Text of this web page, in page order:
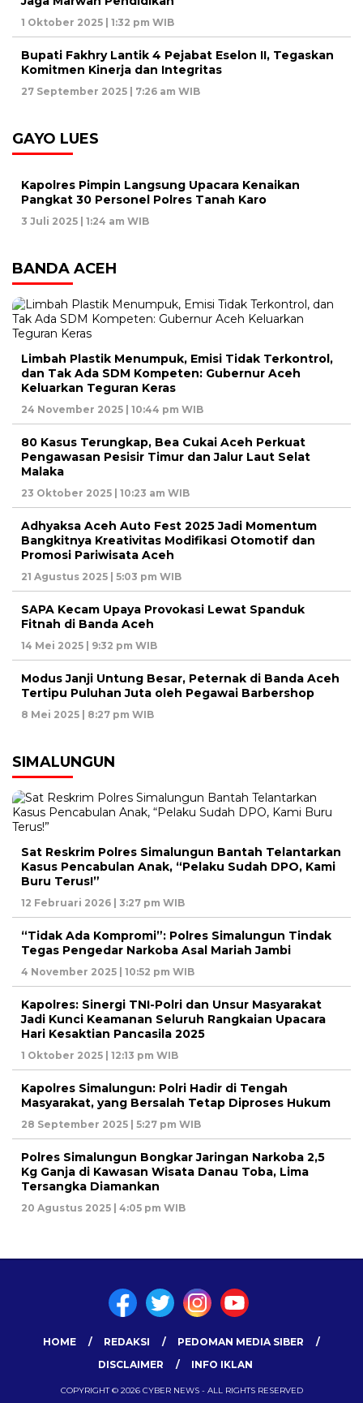
1 Oktober 2025 | 1:32 pm WIB
Bupati Fakhry Lantik 4 Pejabat Eselon II, Tegaskan
Komitmen Kinerja dan Integritas
27 September 2025 | 7:26 am WIB
GAYO LUES
Kapolres Pimpin Langsung Upacara Kenaikan
Pangkat 30 Personel Polres Tanah Karo
3 Juli 2025 | 1:24 am WIB
BANDA ACEH
Limbah Plastik Menumpuk, Emisi Tidak Terkontrol,
dan Tak Ada SDM Kompeten: Gubernur Aceh
Keluarkan Teguran Keras
24 November 2025 | 10:44 pm WIB
80 Kasus Terungkap, Bea Cukai Aceh Perkuat
Pengawasan Pesisir Timur dan Jalur Laut Selat
Malaka
23 Oktober 2025 | 10:23 am WIB
Adhyaksa Aceh Auto Fest 2025 Jadi Momentum
Bangkitnya Kreativitas Modifikasi Otomotif dan
Promosi Pariwisata Aceh
21 Agustus 2025 | 5:03 pm WIB
SAPA Kecam Upaya Provokasi Lewat Spanduk
Fitnah di Banda Aceh
14 Mei 2025 | 9:32 pm WIB
Modus Janji Untung Besar, Peternak di Banda Aceh
Tertipu Puluhan Juta oleh Pegawai Barbershop
8 Mei 2025 | 8:27 pm WIB
SIMALUNGUN
Sat Reskrim Polres Simalungun Bantah Telantarkan
Kasus Pencabulan Anak, “Pelaku Sudah DPO, Kami
Buru Terus!”
12 Februari 2026 | 3:27 pm WIB
“Tidak Ada Kompromi”: Polres Simalungun Tindak
Tegas Pengedar Narkoba Asal Mariah Jambi
4 November 2025 | 10:52 pm WIB
Kapolres: Sinergi TNI-Polri dan Unsur Masyarakat
Jadi Kunci Keamanan Seluruh Rangkaian Upacara
Hari Kesaktian Pancasila 2025
1 Oktober 2025 | 12:13 pm WIB
Kapolres Simalungun: Polri Hadir di Tengah
Masyarakat, yang Bersalah Tetap Diproses Hukum
28 September 2025 | 5:27 pm WIB
Polres Simalungun Bongkar Jaringan Narkoba 2,5
Kg Ganja di Kawasan Wisata Danau Toba, Lima
Tersangka Diamankan
20 Agustus 2025 | 4:05 pm WIB
HOME REDAKSI
PEDOMAN MEDIA SIBER
DISCLAIMER
INFO IKLAN
COPYRIGHT © 2026 CYBER NEWS - ALL RIGHTS RESERVED